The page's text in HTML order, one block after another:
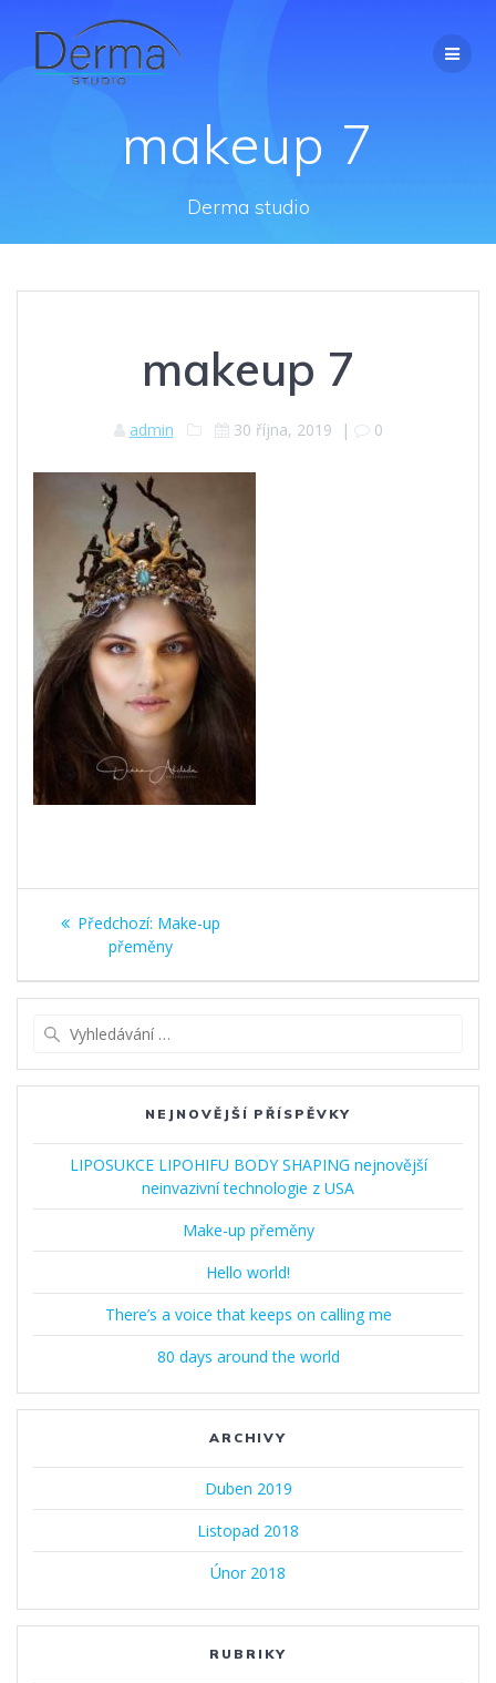
makeup 7
Derma studio
makeup 7
admin 30 října, 2019 | 0
Navigace
příspěvek
Předchozí: Předchozí
příspěvek:
Make-up
přeměny
NEJNOVĚJŠÍ PŘÍSPĚVKY
LIPOSUKCE LIPOHIFU BODY SHAPING nejnovější
neinvazivní technologie z USA
Make-up přeměny
Hello world!
There’s a voice that keeps on calling me
80 days around the world
ARCHIVY
Duben 2019
Listopad 2018
Únor 2018
RUBRIKY